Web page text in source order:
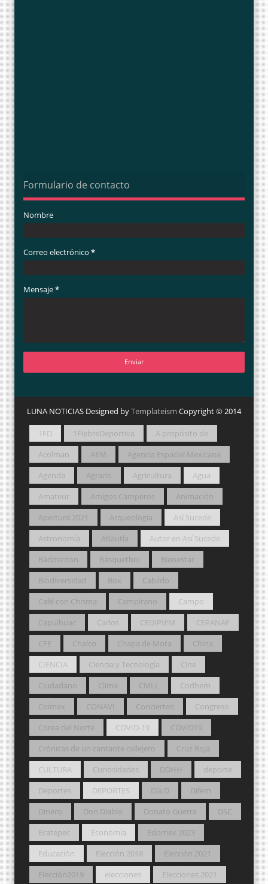
Formulario de contacto
Nombre
Correo electrónico *
Mensaje*
LUNA NOTICIAS Designed byTemplateism Copyright © 2014
1FD 1FiebreDeportiva
A propósito de
Acolman
AEM
Agencia Espacial Mexicana
Agenda
Agrario Agricultura
Agua
Amateur
Amigos Camperos
Animación
Apertura 2021
Arqueología
Así Sucede
Astronomía
Atlautla
Autor en Así Sucede
Bádminton
Básquetbol
Bienestar
Biodiversidad
Box
Cabildo
Café con Chisma
Campirano
Campo
Capulhuac
Carlos CEDIPIEM
CEPANAF
CFE
Chalco Chapa de Mota
China
CIENCIA
Ciencia y Tecnología
Cine
Ciudadano
Clima CMLL
Codhem
Colmex
CONAVI Conciertos
Congreso
Corea del Norte
COVID-19
COVID19
Crónicas de un cantante callejero
Cruz Roja
CULTURA
Curiosidades DDHH
deporte
Deportes
DEPORTES Día D
Difem
Dinero
Don Diablo Donato Guerra
DSC
Ecatepec
Economía
Edomex 2023
Educación
Elección 2018
Elección 2021
Elección2019
elecciones
Elecciones 2021